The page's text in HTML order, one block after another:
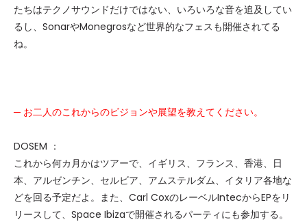
たちはテクノサウンドだけではない、いろいろな音を追及してい
るし、SonarやMonegrosなど世界的なフェスも開催されてる
ね。
─ お二人のこれからのビジョンや展望を教えてください。
DOSEM ：
これから何カ月かはツアーで、イギリス、フランス、香港、日
本、アルゼンチン、セルビア、アムステルダム、イタリア各地な
どを回る予定だよ。また、Carl CoxのレーベルIntecからEPをリ
リースして、Space Ibizaで開催されるパーティにも参加する。